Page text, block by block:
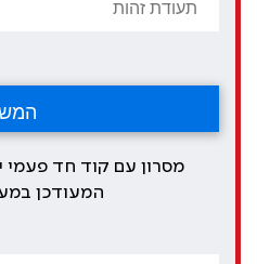
מסרון עם קוד חד פעמי
המעודכן